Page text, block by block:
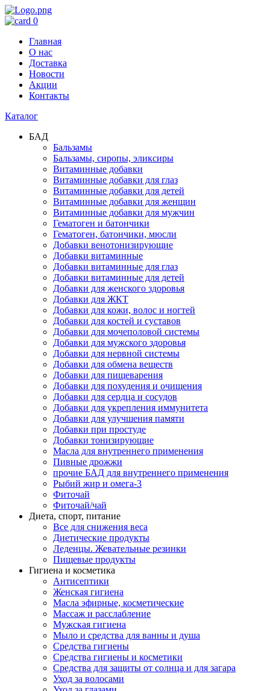
0
Главная
О нас
Доставка
Новости
Акции
Контакты
Каталог
БАД
Бальзамы
Бальзамы, сиропы, эликсиры
Витаминные добавки
Витаминные добавки для глаз
Витаминные добавки для детей
Витаминные добавки для женщин
Витаминные добавки для мужчин
Гематоген и батончики
Гематоген, батончики, мюсли
Добавки венотонизирующие
Добавки витаминные
Добавки витаминные для глаз
Добавки витаминные для детей
Добавки для женского здоровья
Добавки для ЖКТ
Добавки для кожи, волос и ногтей
Добавки для костей и суставов
Добавки для мочеполовой системы
Добавки для мужского здоровья
Добавки для нервной системы
Добавки для обмена веществ
Добавки для пищеварения
Добавки для похудения и очищения
Добавки для сердца и сосудов
Добавки для укрепления иммунитета
Добавки для улучшения памяти
Добавки при простуде
Добавки тонизирующие
Масла для внутреннего применения
Пивные дрожжи
прочие БАД для внутреннего применения
Рыбий жир и омега-3
Фиточай
Фиточай/чай
Диета, спорт, питание
Все для снижения веса
Диетические продукты
Леденцы. Жевательные резинки
Пищевые продукты
Гигиена и косметика
Антисептики
Женская гигиена
Масла эфирные, косметические
Массаж и расслабление
Мужская гигиена
Мыло и средства для ванны и душа
Средства гигиены
Средства гигиены и косметики
Средства для защиты от солнца и для загара
Уход за волосами